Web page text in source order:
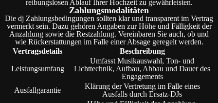
reibungslosen Ablauf Ihrer Hochzeit zu gewährleisten.
Zahlungsmodalitäten
Die dj Zahlungsbedingungen sollten klar und transparent im Vertrag
vermerkt sein. Dazu gehören Angaben zur Höhe und Fälligkeit der
Anzahlung sowie die Restzahlung. Vereinbaren Sie auch, ob und
wie Rückerstattungen im Falle einer Absage geregelt werden.
Vertragsdetails
Beschreibung
Leistungsumfang
Umfasst Musikauswahl, Ton- und
Lichttechnik, Aufbau, Abbau und Dauer des
Engagements
Ausfallgarantie
Klärung der Vertretung im Falle eines
Ausfalls durch Ersatz-DJs